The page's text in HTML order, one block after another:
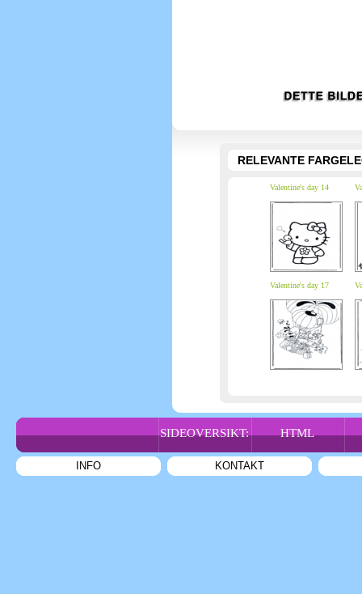
RELEVANTE
Valentine's day 14
Valentine's day 17
SIDEOVERSIKT: HTML
INFO KONTAKT